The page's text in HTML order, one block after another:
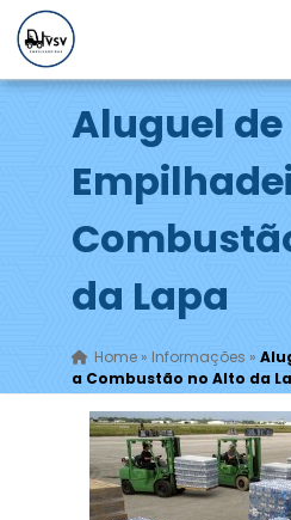
Aluguel de
da Lapa
Home» Informações »
a Combustão no Alto da